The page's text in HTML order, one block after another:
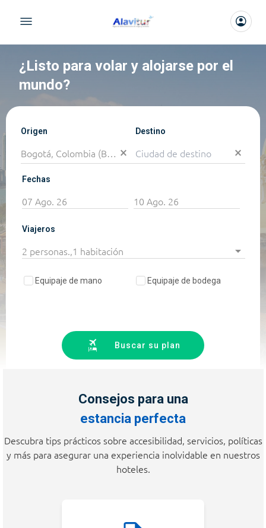
¿Listo para volar y alojarse por el
mundo?
Origen
close_small
Destino
close_small
Fechas
Viajeros
2 personas.,1 habitación arrow_drop_down
Equipaje de mano Equipaje de bodega
Buscar su plan
Consejos para una
estancia perfecta
Descubra tips prácticos sobre accesibilidad, servicios, políticas
y más para asegurar una experiencia inolvidable en nuestros
hoteles.